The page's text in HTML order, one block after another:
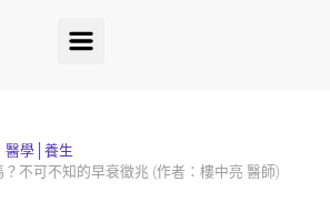
醫學│養生
不可不知的早衰徵兆 (作者：樓中亮 醫師)